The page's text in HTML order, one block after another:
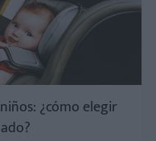
¿cómo elegir